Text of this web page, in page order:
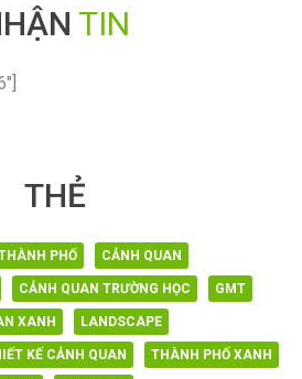
TIN
THẺ
PHỐ CẢNH QUAN
CẢNH QUAN TRƯỜNG HỌC GMT
XANH LANDSCAPE
KẾ CẢNH QUAN THÀNH PHỐ XANH